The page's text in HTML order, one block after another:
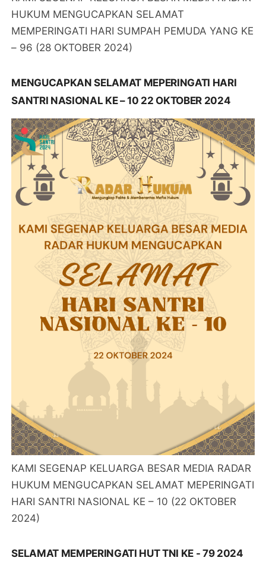
HUKUM MENGUCAPKAN SELAMAT
MEMPERINGATI HARI SUMPAH PEMUDA YANG KE
– 96 (28 OKTOBER 2024)
MENGUCAPKAN SELAMAT MEPERINGATI HARI
SANTRI NASIONAL KE – 10 22 OKTOBER 2024
KAMI SEGENAP KELUARGA BESAR MEDIA RADAR
HUKUM MENGUCAPKAN SELAMAT MEPERINGATI
HARI SANTRI NASIONAL KE – 10 (22 OKTOBER
2024)
SELAMAT MEMPERINGATI HUT TNI KE - 79 2024